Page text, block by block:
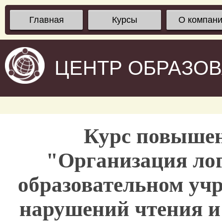
Главная Курсы О
ЦЕНТР
Курс
"Организация
образовательном
нарушений чтения